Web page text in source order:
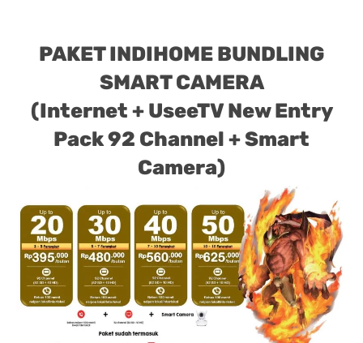
PAKET INDIHOME BUNDLING
SMART CAMERA
(Internet + UseeTV New Entry
Pack 92 Channel + Smart
Camera)